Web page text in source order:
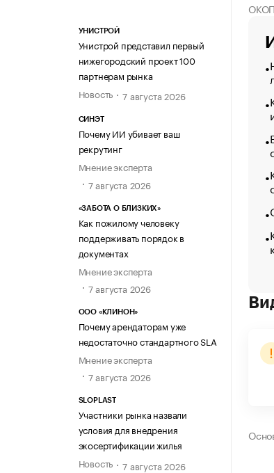
УНИСТРОЙ
Унистрой представил первый
нижегородский проект 100
партнерам рынка
Новость
7 августа 2026
СИНЭТ
Почему ИИ убивает ваш
рекрутинг
Мнение эксперта
7 августа 2026
«ЗАБОТА О БЛИЗКИХ»
Как пожилому человеку
поддерживать порядок в
документах
Мнение эксперта
7 августа 2026
ООО «КЛИНОН»
Почему арендаторам уже
недостаточно стандартного SLA
Мнение эксперта
7 августа 2026
SLOPLAST
Участники рынка назвали
условия для внедрения
экосертификации жилья
Новость
7 августа 2026